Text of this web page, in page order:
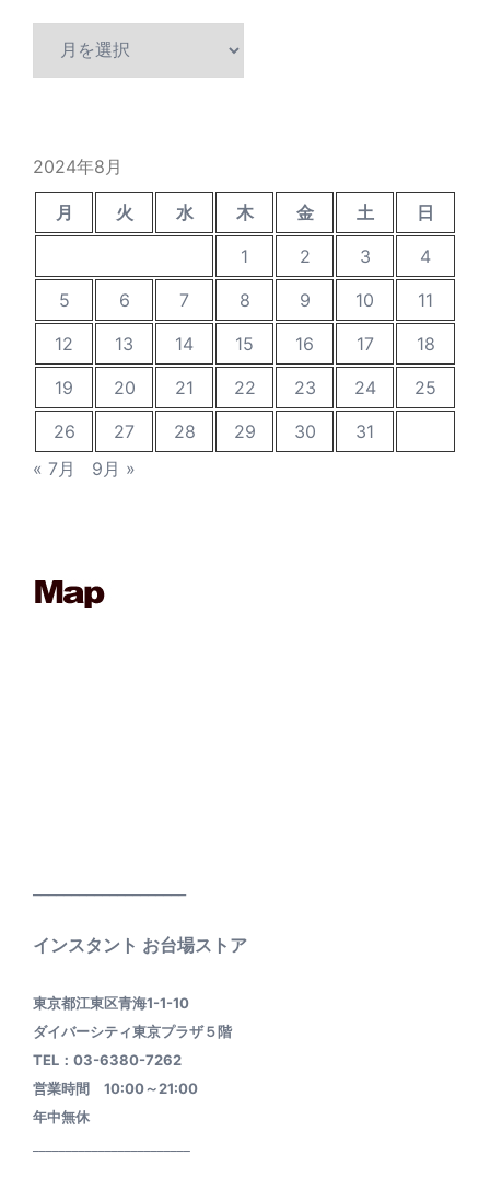
2024年8月
月 火 水 木 金 土
日
1
2 3
4
5
6 7 8 9 10
11
12
13 14 15 16 17
18
19
20 21 22 23 24
25
26
27 28 29 30
31
« 7月
9月 »
インスタント お台場ストア
東京都江東区青海1-1-10
ダイバーシティ東京プラザ５階
TEL：03-6380-7262
営業時間 10:00～21:00
年中無休